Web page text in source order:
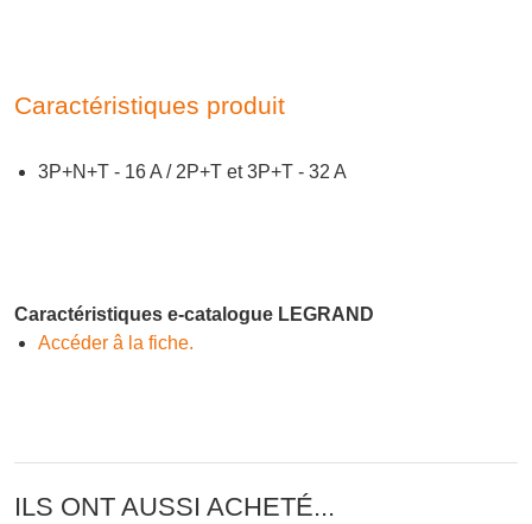
Caractéristiques produit
3P+N+T - 16 A / 2P+T et 3P+T - 32 A
Caractéristiques e-catalogue LEGRAND
Accéder â la fiche.
ILS ONT AUSSI ACHETÉ...